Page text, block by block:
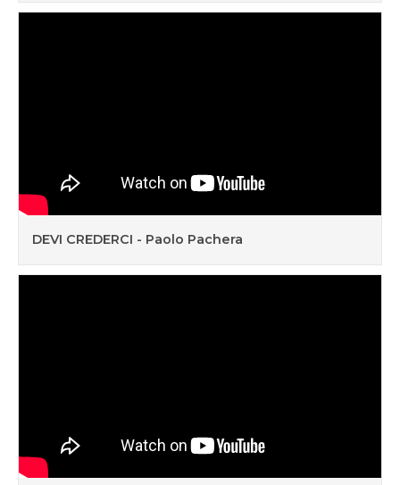
DEVI CREDERCI - Paolo Pachera